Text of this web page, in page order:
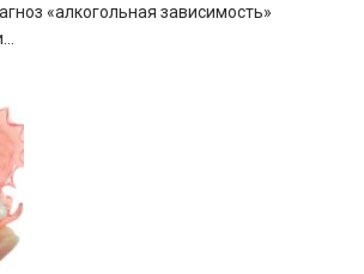
«алкогольная зависимость»